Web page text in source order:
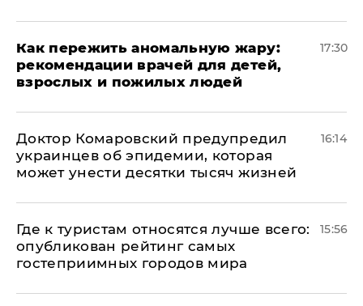
Как пережить аномальную жару:
рекомендации врачей для детей,
взрослых и пожилых людей
17:30
Доктор Комаровский предупредил
украинцев об эпидемии, которая
может унести десятки тысяч жизней
16:14
Где к туристам относятся лучше всего:
опубликован рейтинг самых
гостеприимных городов мира
15:56